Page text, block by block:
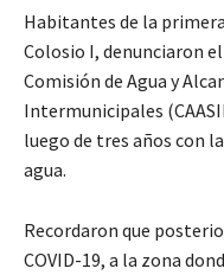
Habitantes de la
Colosio I, denunciaron
Comisión de Agua y
Intermunicipales
luego de tres años con
agua.
Recordaron que
COVID-19, a la zona